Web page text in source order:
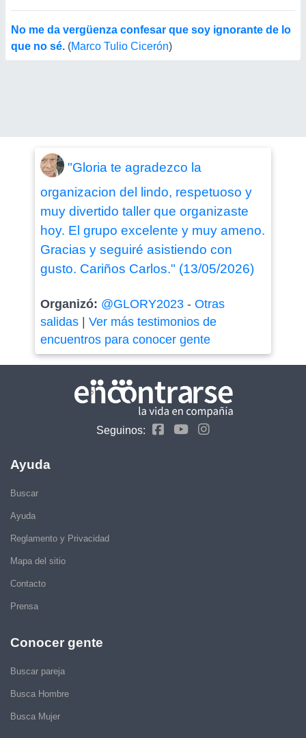
No me da vergüenza confesar que soy ignorante de lo
que no sé. (Marco Tulio Cicerón)
"Gloria te agradezco la
organizacion del lindo, respetuoso y
muy divertido taller que organizaste
hoy. El grupo excelente y muy ameno.
Gracias y seguiré asistiendo con
gusto. Cariños Carlos." (13/05/2026)
Organizó: @GLORY2023- Otras
salidas| Ver más testimonios de
encuentros para conocer gente
Seguinos:
Ayuda
Buscar
Ayuda
Reglamento y Privacidad
Mapa del sitio
Contacto
Prensa
Conocer gente
Buscar pareja
Busca Hombre
Busca Mujer